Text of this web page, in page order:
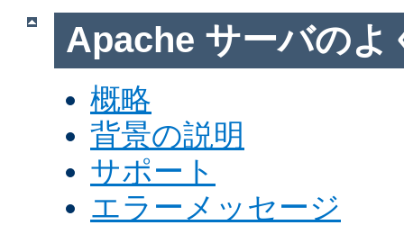
Apache サーバのよ
概略
背景の説明
サポート
エラーメッセージ